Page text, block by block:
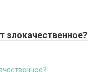
злокачественное?